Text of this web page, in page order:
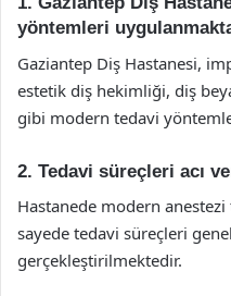
yöntemleri
Gaziantep Diş Hastanesi,
estetik diş hekimliği, diş
gibi modern tedavi
2. Tedavi süreçleri acı
Hastanede modern
sayede tedavi süreçleri
gerçekleştirilmektedir.